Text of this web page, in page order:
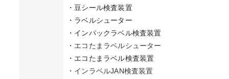
・豆シール検査装置
・ラベルシューター
・インパックラベル検査装置
・ エコたまラベルシューター
・エコたまラベル検査装置
・ インラベルJAN検査装置